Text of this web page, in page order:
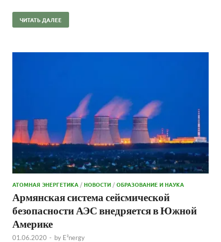
ЧИТАТЬ ДАЛЕЕ
АТОМНАЯ ЭНЕРГЕТИКА /НОВОСТИ /ОБРАЗОВАНИЕ И НАУКА
Армянская система сейсмической
безопасности АЭС внедряется в Южной
Америке
01.06.2020 - by E²nergy